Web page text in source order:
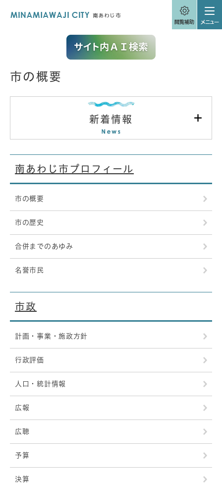
市の概要
新着情報
南あわじ市プロフィール
市の概要
市の歴史
合併までのあゆみ
名誉市民
市政
計画・事業・施政方針
行政評価
人口・統計情報
広報
広聴
予算
決算